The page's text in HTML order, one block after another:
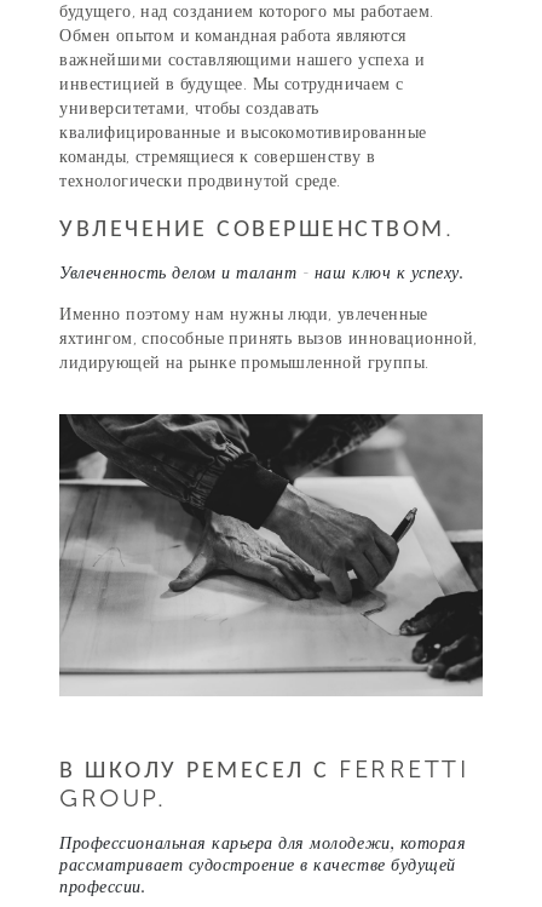
будущего, над созданием которого мы работаем.
Обмен опытом и командная работа являются
важнейшими составляющими нашего успеха и
инвестицией в будущее. Мы сотрудничаем с
университетами, чтобы создавать
квалифицированные и высокомотивированные
команды, стремящиеся к совершенству в
технологически продвинутой среде.
УВЛЕЧЕНИЕ СОВЕРШЕНСТВОМ.
Увлеченность делом и талант - наш ключ к успеху.
Именно поэтому нам нужны люди, увлеченные
яхтингом, способные принять вызов инновационной,
лидирующей на рынке промышленной группы.
В ШКОЛУ РЕМЕСЕЛ С FERRETTI
GROUP.
Профессиональная карьера для молодежи, которая
рассматривает судостроение в качестве будущей
профессии.